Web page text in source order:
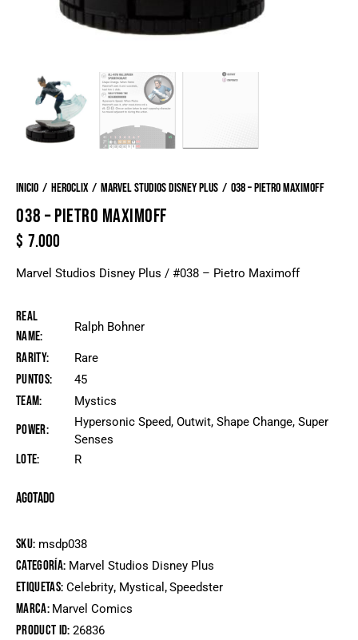
Inicio Heroclix Marvel Studios Disney Plus 038 – Pietro Maximoff
038 – PIETRO MAXIMOFF
$ 7.000
Marvel Studios Disney Plus / #038 – Pietro Maximoff
Real
Name
Ralph Bohner
Rarity Rare
Puntos 45
Team Mystics
Power
Hypersonic Speed, Outwit, Shape Change, Super
Senses
Lote R
Agotado
SKU: msdp038
Categoría: Marvel Studios Disney Plus
Etiquetas: Celebrity, Mystical ,Speedster
Marca: Marvel Comics
Product ID:26836